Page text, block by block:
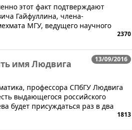
этот факт подтверждают
Гайфуллина, члена-
МГУ, ведущего научного
2370
13/09/2016
имя Людвига
профессора СПбГУ Людвига
выдающегося российского
будет присуждаться раз в два
1813